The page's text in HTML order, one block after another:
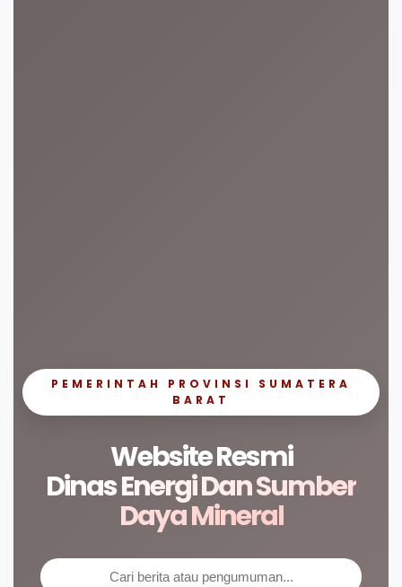
PEMERINTAH PROVINSI SUMATERA
BARAT
Website Resmi
Dinas Energi Dan Sumber
Daya Mineral